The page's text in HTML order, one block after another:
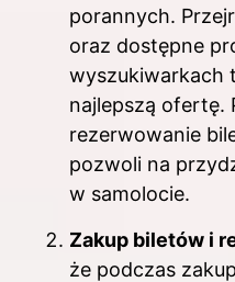
porannych.
oraz dostępne
wyszukiwarkach
najlepszą ofertę.
rezerwowanie
pozwoli na
w samolocie.
Zakup biletów i
że podczas